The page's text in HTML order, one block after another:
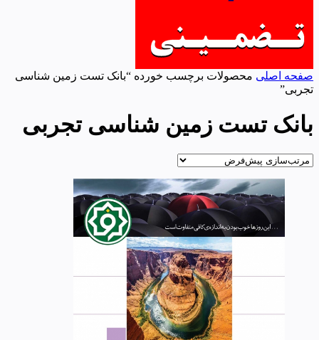
صفحه اصلی محصولات برچسب خورده “بانک تست زمین شناسی
تجربی”
بانک تست زمین شناسی تجربی